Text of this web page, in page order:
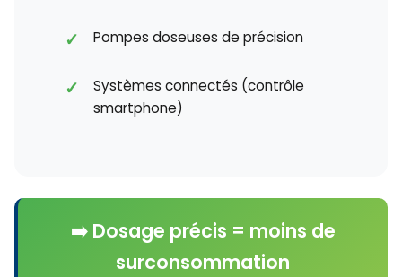
Pompes doseuses de précision
Systèmes connectés (contrôle
smartphone)
➡️ Dosage précis = moins de
surconsommation